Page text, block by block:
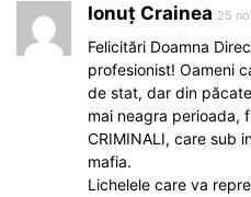
Ionuț Crainea 25
Felicitări Doamna
profesionist! Oameni
de stat, dar din
mai neagra perioada,
CRIMINALI, care sub
mafia.
Lichelele care va